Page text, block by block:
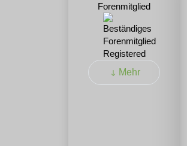
Forenmitglied
Registered
Mehr